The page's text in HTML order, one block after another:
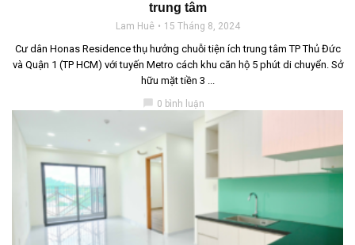
trung tâm
Lam Huê 15 Tháng 8, 2024
Cư dân Honas Residence thụ hưởng chuỗi tiện ích trung tâm TP Thủ Đức
và Quận 1 (TP HCM) với tuyến Metro cách khu căn hộ 5 phút di chuyển. Sở
hữu mặt tiền 3 ...
chat_bubble 0 bình luận